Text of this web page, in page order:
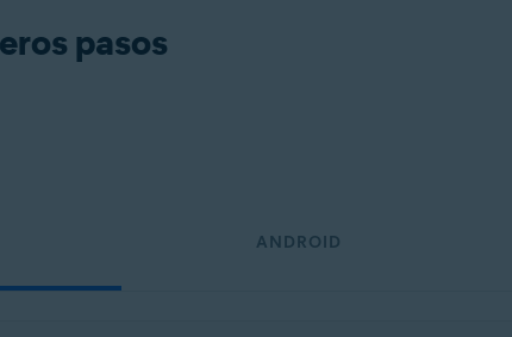
pasos
ANDROID